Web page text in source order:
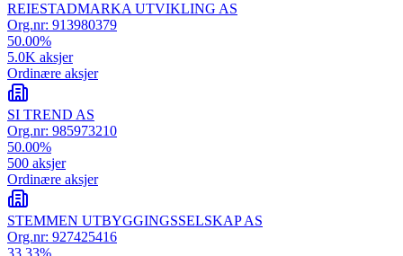
REIESTADMARKA UTVIKLING AS
Org.nr: 913980379
50.00%
5.0K aksjer
Ordinære aksjer
SI TREND AS
Org.nr: 985973210
50.00%
500 aksjer
Ordinære aksjer
STEMMEN UTBYGGINGSSELSKAP AS
Org.nr: 927425416